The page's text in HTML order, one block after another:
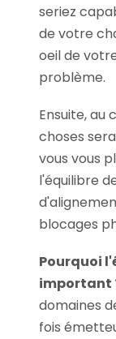
seriez
de votre
oeil de
problème.
Ensuite, au
choses
vous vous
l'équilibre
blocages
Pourquoi
important
domaines
fois